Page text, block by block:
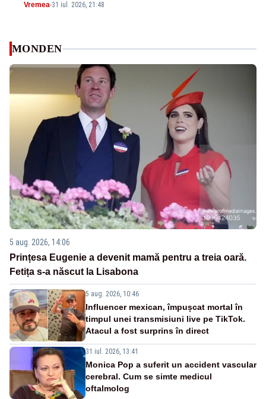
Vremea-31 iul. 2026, 21:48
MONDEN
5 aug. 2026, 14:06
Prințesa Eugenie a devenit mamă pentru a treia oară.
Fetița s-a născut la Lisabona
5 aug. 2026, 10:46
Influencer mexican, împușcat mortal în
timpul unei transmisiuni live pe TikTok.
Atacul a fost surprins în direct
31 iul. 2026, 13:41
Monica Pop a suferit un accident vascular
cerebral. Cum se simte medicul
oftalmolog